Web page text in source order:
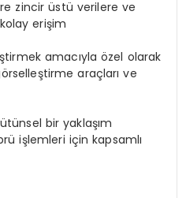
zincir üstü verilere ve
erişim
amacıyla özel olarak
araçları ve
bir yaklaşım
işlemleri için kapsamlı